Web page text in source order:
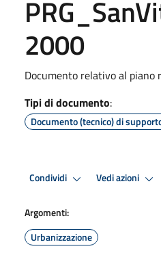
2000
Documento relativo al piano
Tipi di documento:
Documento (tecnico) di
Condividi Vedi azioni
Argomenti:
Urbanizzazione